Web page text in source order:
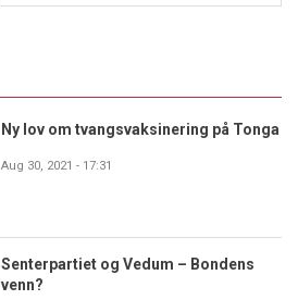
Ny lov om tvangsvaksinering på Tonga
Aug 30, 2021 - 17:31
Senterpartiet og Vedum – Bondens
venn?